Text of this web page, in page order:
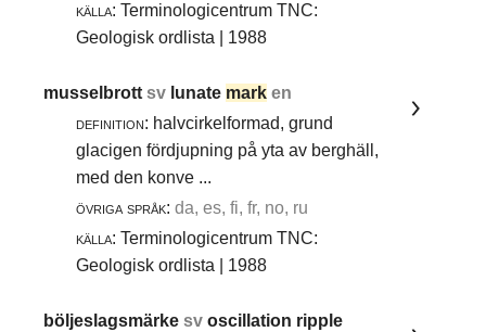
källa: Terminologicentrum TNC:
Geologisk ordlista | 1988
musselbrottsv lunate mark en
definition: halvcirkelformad, grund
glacigen fördjupning på yta av berghäll,
med den konve ...
övriga språk: da, es, fi, fr, no, ru
källa: Terminologicentrum TNC:
Geologisk ordlista | 1988
böljeslagsmärkesvoscillation ripple